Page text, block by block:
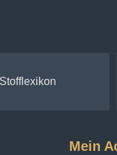
Stofflexikon
Mein